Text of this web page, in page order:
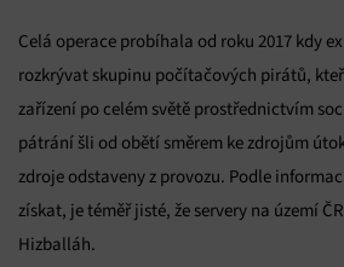
Celá operace probíhala od roku 2017 kdy
rozkrývat skupinu počítačových pirátů,
zařízení po celém světě prostřednictvím
pátrání šli od obětí směrem ke zdrojům
zdroje odstaveny z provozu. Podle
získat, je téměř jisté, že servery na území
Hizballáh.